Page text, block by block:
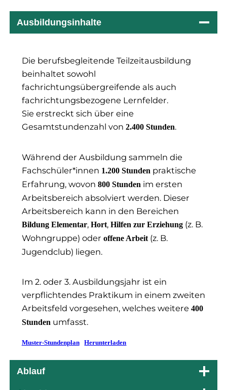
Ausbildungsinhalte
Die berufsbegleitende Teilzeitausbildung
beinhaltet sowohl
fachrichtungsübergreifende als auch
fachrichtungsbezogene Lernfelder.
Sie erstreckt sich über eine
Gesamtstundenzahl von 2.400 Stunden.
Während der Ausbildung sammeln die
Fachschüler*innen 1.200 Stundenpraktische
Erfahrung, wovon 800 Stundenim ersten
Arbeitsbereich absolviert werden. Dieser
Arbeitsbereich kann in den Bereichen
Bildung Elementar, Hort, Hilfen zur Erziehung(z. B.
Wohngruppe) oder offene Arbeit(z. B.
Jugendclub) liegen.
Im 2. oder 3. Ausbildungsjahr ist ein
verpflichtendes Praktikum in einem zweiten
Arbeitsfeld vorgesehen, welches weitere 400
Stunden umfasst.
Muster-Stundenplan Herunterladen
Ablauf